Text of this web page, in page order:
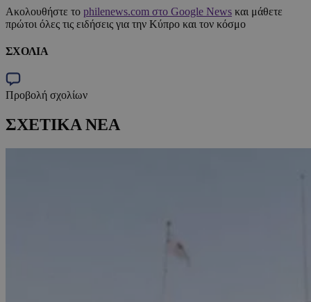
Ακολουθήστε το philenews.com στο Google News και μάθετε
πρώτοι όλες τις ειδήσεις για την Κύπρο και τον κόσμο
ΣΧΟΛΙΑ
Προβολή σχολίων
ΣΧΕΤΙΚΑ ΝΕΑ